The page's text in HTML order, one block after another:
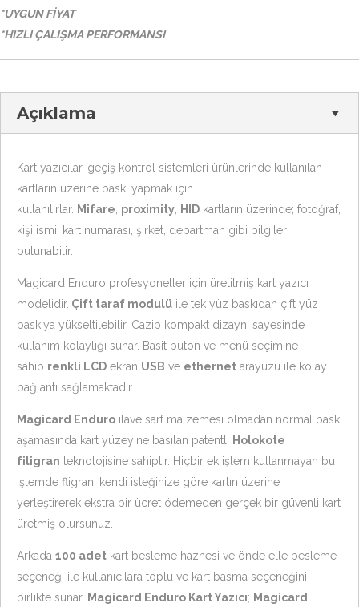
*UYGUN FİYAT
*HIZLI ÇALIŞMA PERFORMANSI
Açıklama
Kart yazıcılar, geçiş kontrol sistemleri ürünlerinde kullanılan
kartların üzerine baskı yapmak için
kullanılırlar. Mifare proximity HID kartların üzerinde; fotoğraf,
kişi ismi, kart numarası, şirket, departman gibi bilgiler
bulunabilir.
Magicard Enduro profesyoneller için üretilmiş kart yazıcı
modelidir. Çift taraf modulü ile tek yüz baskıdan çift yüz
baskıya yükseltilebilir. Cazip kompakt dizaynı sayesinde
kullanım kolaylığı sunar. Basit buton ve menü seçimine
sahip renkli LCD ekran USB ve ethernet arayüzü ile kolay
bağlantı sağlamaktadır.
Magicard Enduro ilave sarf malzemesi olmadan normal baskı
aşamasında kart yüzeyine basılan patentli Holokote
filigran teknolojisine sahiptir. Hiçbir ek işlem kullanmayan bu
işlemde fligranı kendi isteğinize göre kartın üzerine
yerleştirerek ekstra bir ücret ödemeden gerçek bir güvenli kart
üretmiş olursunuz.
Arkada 100 adet kart besleme haznesi ve önde elle besleme
seçeneği ile kullanıcılara toplu ve kart basma seçeneğini
birlikte sunar. Magicard Enduro Kart Yazıcı; Magicard